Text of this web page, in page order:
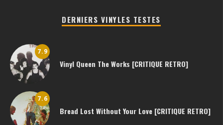
DERNIERS VINYLES TESTES
7.9
Vinyl Queen The Works [CRITIQUE RETRO]
7.6
Bread Lost Without Your Love [CRITIQUE RETRO]